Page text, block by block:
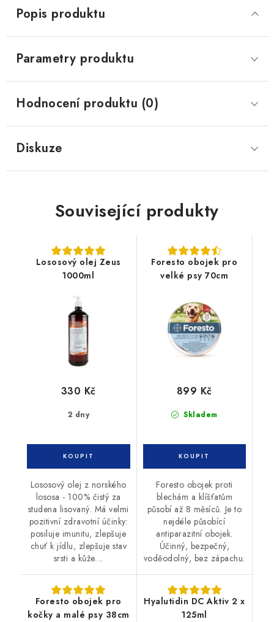
Popis produktu
Parametry produktu
Hodnocení produktu (0)
Diskuze
Související produkty
Lososový olej Zeus
1000ml
2 dny
330 Kč
Lososový olej z norského
lososa - 100% čistý za
studena lisovaný. Má velmi
pozitivní zdravotní účinky:
posiluje imunitu, zlepšuje
chuť k jídlu, zlepšuje stav
srsti a kůže....
Foresto obojek pro
velké psy 70cm
Skladem
899 Kč
Foresto obojek proti
blechám a klíšťatům
působí až 8 měsíců. Je to
nejdéle působící
antiparazitní obojek.
Účinný, bezpečný,
voděodolný, bez zápachu.
Foresto obojek pro
kočky a malé psy 38cm
Hyalutidin DC Aktiv 2 x
125ml